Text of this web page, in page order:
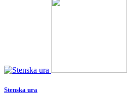
Stenska ura